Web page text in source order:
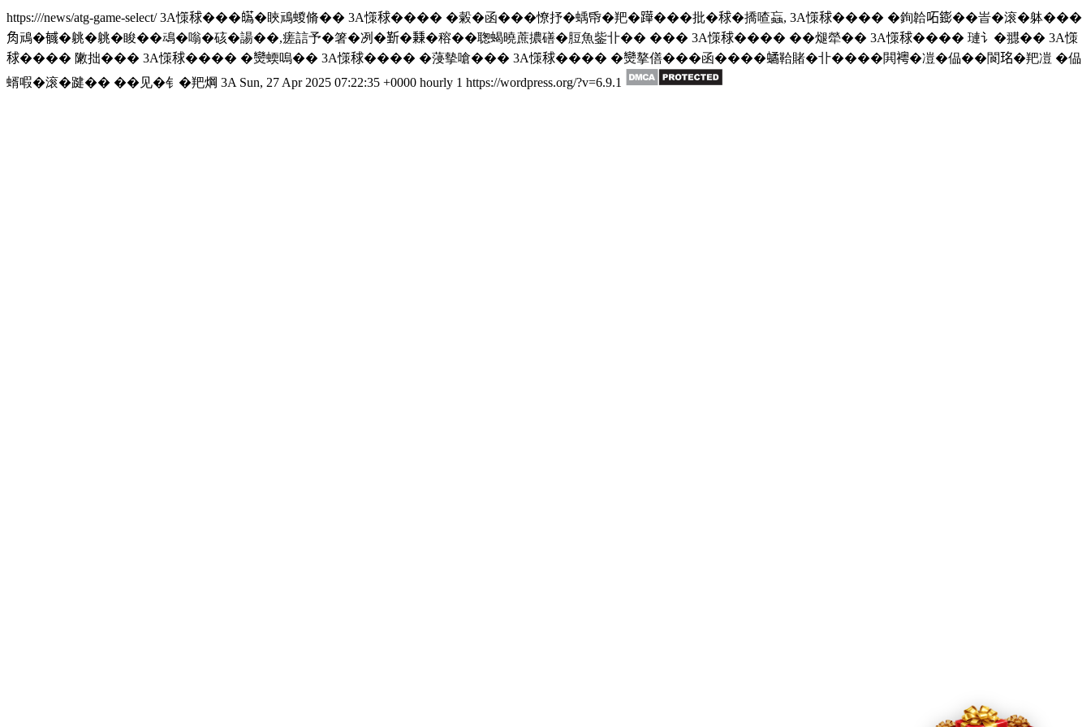
https:///news/atg-game-select/3A憡𥟇���𤾸�䀹䲮蝬脩�� 3A憡𥟇���� �糓�函���憭抒�蝺帋�羓�𨅯���批�𥟇�撟喳蝱, 3A憡𥟇���� �銁韐𠰴𨭌��峕�滚�躰���
𧢲䲮�𢒰�䠷�䠷�睃��䲰�嗡�硋�諹��,瘥誩予�箸�冽�𣂷�𥡝�穃��聦蝎曉蔗擃磰�脰魚鈭卝�� ��� 3A憡𥟇���� ��煺犖�� 3A憡𥟇���� 璉讠�䎚�� 3A憡
𥟇���� 敶拙��� 3A憡𥟇���� �𤓖蝡嗚�� 3A憡𥟇���� �蓡摰嗆��� 3A憡𥟇���� �𤓖摮僐���函����𧑐鞈賭�卝����閧𧞄�凒�偘��閬𤥁�羓凒 �偘
蝑㗇�滚�踺�� ��见�钅�羓焵 3A Sun, 27 Apr 2025 07:22:35 +0000 hourly 1 https://wordpress.org/?v=6.9.1